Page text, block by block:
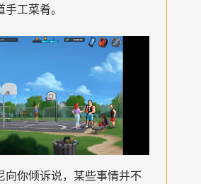
工菜肴。
向你倾诉说，某些事情并不